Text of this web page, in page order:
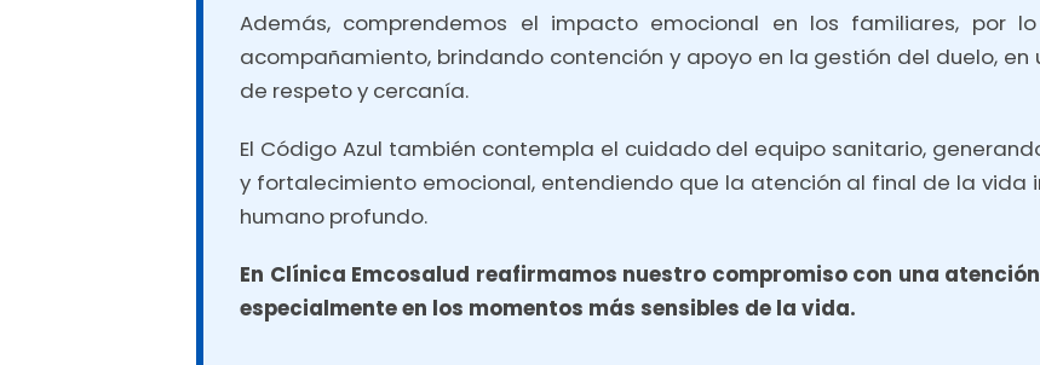
Además, comprendemos el impacto emocional en los familiares, por
acompañamiento, brindando contención y apoyo en la gestión del duelo, en
de respeto y cercanía.
El Código Azul también contempla el cuidado del equipo sanitario,
y fortalecimiento emocional, entendiendo que la atención al final de la vida
humano profundo.
En Clínica Emcosalud reafirmamos nuestro compromiso con una
especialmente en los momentos más sensibles de la vida.